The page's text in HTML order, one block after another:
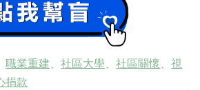
職業重建、社區大學、社區關懷、視
捐款